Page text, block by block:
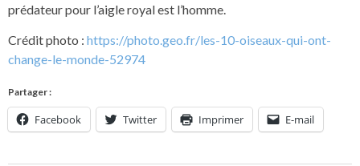
prédateur pour l’aigle royal est l’homme.
Crédit photo : https://photo.geo.fr/les-10-oiseaux-qui-ont-
change-le-monde-52974
Partager :
Facebook Twitter Imprimer E-mail